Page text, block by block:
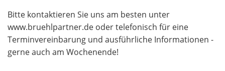
Bitte kontaktieren Sie uns am besten unter
www.bruehlpartner.de oder telefonisch für eine
Terminvereinbarung und ausführliche Informationen -
gerne auch am Wochenende!